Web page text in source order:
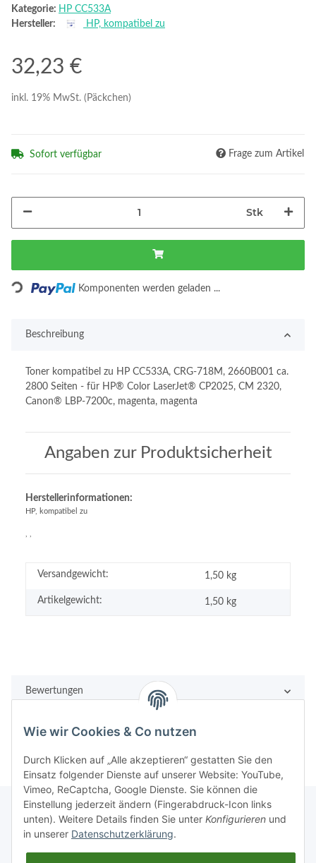
Kategorie: HP CC533A
Hersteller:
HP, kompatibel zu
32,23 €
inkl. 19% MwSt. (Päckchen)
Sofort verfügbar Frage zum Artikel
Stk
Komponenten werden geladen ...
Beschreibung
Toner kompatibel zu HP CC533A, CRG-718M, 2660B001 ca.
2800 Seiten - für HP® Color LaserJet® CP2025, CM 2320,
Canon® LBP-7200c, magenta, magenta
Angaben zur Produktsicherheit
Herstellerinformationen:
HP, kompatibel zu
Versandgewicht: 1,50 kg
Artikelgewicht: 1,50 kg
Bewertungen
Rechtliches
Wie wir Cookies & Co nutzen
Durch Klicken auf „Alle akzeptieren“ gestatten Sie den
Einsatz folgender Dienste auf unserer Website: YouTube,
Vimeo, ReCaptcha, Google Dienste. Sie können die
Einstellung jederzeit ändern (Fingerabdruck-Icon links
unten). Weitere Details finden Sie unter Konfigurieren und
in unserer Datenschutzerklärung.